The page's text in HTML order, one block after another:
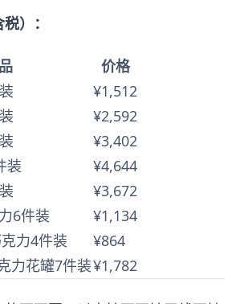
）：
价格
¥1,512
¥2,592
¥3,402
装
¥4,644
¥3,672
6件装
¥1,134
力4件装
¥864
力花罐7件装¥1,782